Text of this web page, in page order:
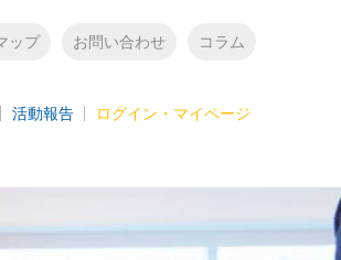
ップ お問い合わせ コラム
活動報告 ログイン・マイページ